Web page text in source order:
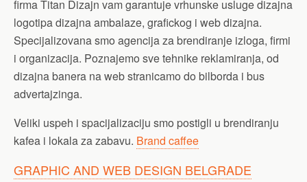
firma Titan Dizajn vam garantuje vrhunske usluge dizajna
logotipa dizajna ambalaze, grafickog i web dizajna.
Specijalizovana smo agencija za brendiranje izloga, firmi
i organizacija. Poznajemo sve tehnike reklamiranja, od
dizajna banera na web stranicamo do bilborda i bus
advertajzinga.
Veliki uspeh i spacijalizaciju smo postigli u brendiranju
kafea i lokala za zabavu. Brand caffee
GRAPHIC AND WEB DESIGN BELGRADE